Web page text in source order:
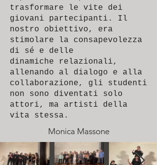
trasformare le vite dei
giovani partecipanti. Il
nostro obiettivo, era
stimolare la consapevolezza
di sé e delle
dinamiche relazionali,
allenando al dialogo e alla
collaborazione, gli studenti
non sono diventati solo
attori, ma artisti della
vita stessa.
Monica Massone